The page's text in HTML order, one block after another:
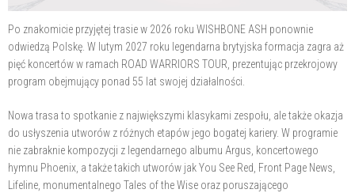
Po znakomicie przyjętej trasie w 2026 roku WISHBONE ASH ponownie
odwiedzą Polskę. W lutym 2027 roku legendarna brytyjska formacja zagra aż
pięć koncertów w ramach ROAD WARRIORS TOUR, prezentując przekrojowy
program obejmujący ponad 55 lat swojej działalności.
Nowa trasa to spotkanie z największymi klasykami zespołu, ale także okazja
do usłyszenia utworów z różnych etapów jego bogatej kariery. W programie
nie zabraknie kompozycji z legendarnego albumu Argus, koncertowego
hymnu Phoenix, a także takich utworów jak You See Red, Front Page News,
Lifeline, monumentalnego Tales of the Wise oraz poruszającego